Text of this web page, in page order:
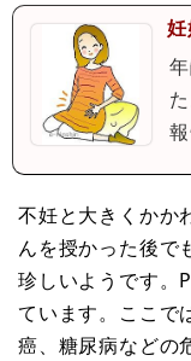
不妊と大きくかか
んを授かった後で
珍しいようです。
ています。ここで
癌、糖尿病などの